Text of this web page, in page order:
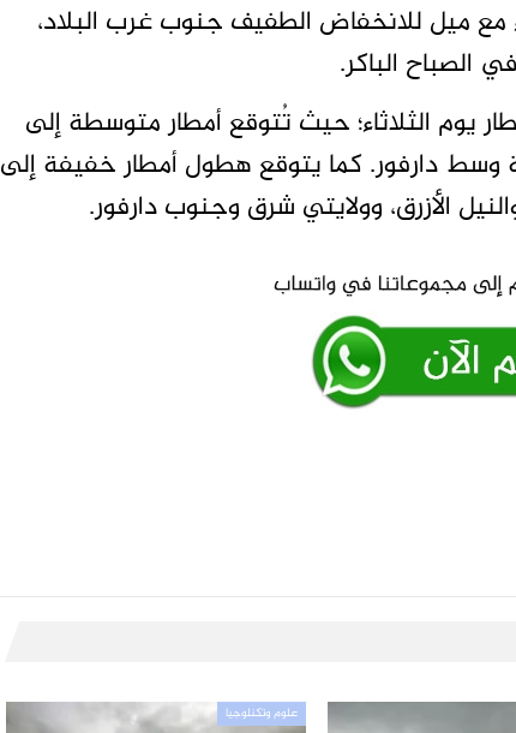
مع ميل للانخفاض الطفيف جنوب غرب البلاد،
الصباح الباكر.
يوم الثلاثاء؛ حيث تُتوقع أمطار متوسطة إلى
وسط دارفور. كما يتوقع هطول أمطار خفيفة إلى
الأزرق، وولايتي شرق وجنوب دارفور.
علوم وتكنلوجيا